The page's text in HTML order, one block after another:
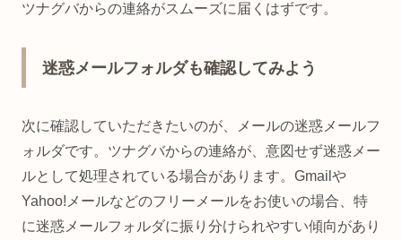
ツナグバからの連絡がスムーズに届くはずです。
迷惑メールフォルダも確認してみよう
次に確認していただきたいのが、メールの迷惑メールフ
ォルダです。ツナグバからの連絡が、意図せず迷惑メー
ルとして処理されている場合があります。Gmailや
Yahoo!メールなどのフリーメールをお使いの場合、特
に迷惑メールフォルダに振り分けられやすい傾向があり